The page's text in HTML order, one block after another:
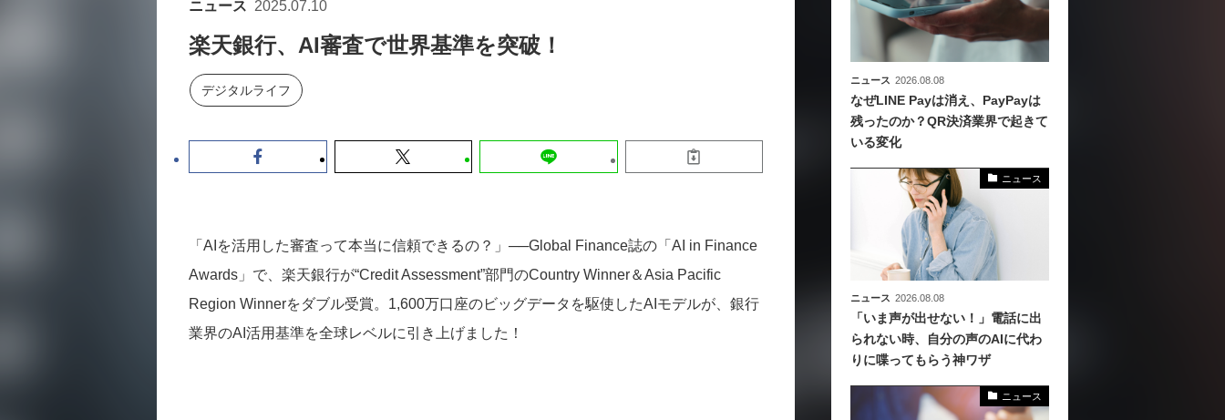
ニュース 2025.07.10
楽天銀行、AI審査で世界基準を突破！
デジタルライフ
「AIを活用した審査って本当に信頼できるの？」──Global Finance誌の「AI in Finance
Awards」で、楽天銀行が“Credit Assessment”部門のCountry Winner＆Asia Pacific
Region Winnerをダブル受賞。1,600万口座のビッグデータを駆使したAIモデルが、銀行
業界のAI活用基準を全球レベルに引き上げました！
ニュース 2026.08.08
なぜLINE Payは消え、PayPayは
残ったのか？QR決済業界で起きて
いる変化
ニュース
ニュース 2026.08.08
「いま声が出せない！」電話に出
られない時、自分の声のAIに代わ
りに喋ってもらう神ワザ
ニュース